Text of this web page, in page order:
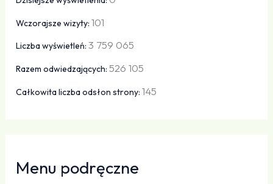
Wczorajsze wizyty:101
Liczba wyświetleń:3 759 065
Razem odwiedzających:526 105
Całkowita liczba odsłon strony:145
Menu podręczne